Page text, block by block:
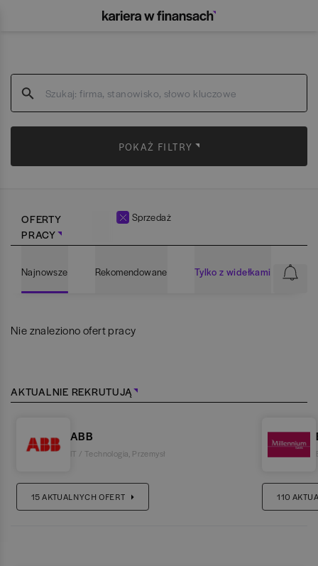
POKAŻ FILTRY
OFERTY
PRACY
Sprzedaż
Najnowsze Rekomendowane Tylko z widełkami
Nie znaleziono ofert pracy
AKTUALNIE REKRUTUJĄ
ABB
IT / Technologia Przemysł
15AKTUALNYCH OFERT 110